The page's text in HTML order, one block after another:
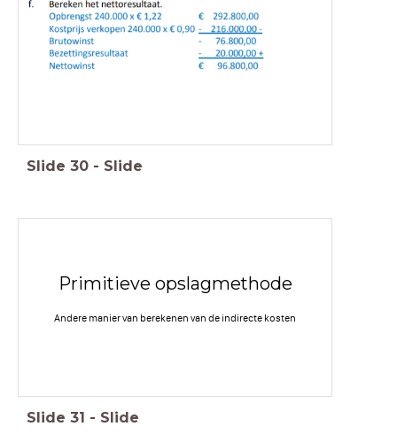
Slide 30 - Slide
Primitieve opslagmethode
Andere manier van berekenen van de indirecte kosten
Slide 31 - Slide